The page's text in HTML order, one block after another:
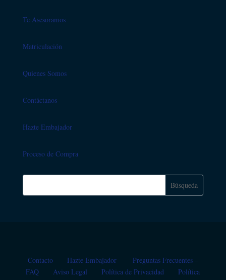
Te Asesoramos
Matriculación
Quienes Somos
Contáctanos
Hazte Embajador
Proceso de Compra
Contacto Hazte Embajador
Preguntas Frecuentes –
FAQ
Aviso Legal Política de Privacidad
Política